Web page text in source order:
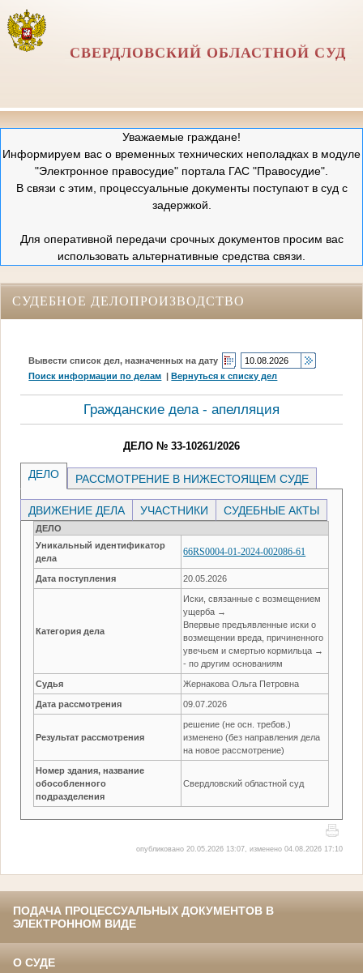
СВЕРДЛОВСКИЙ ОБЛАСТНОЙ СУД
Уважаемые граждане!
Информируем вас о временных технических неполадках в модуле
"Электронное правосудие" портала ГАС "Правосудие".
В связи с этим, процессуальные документы поступают в суд с
задержкой.
Для оперативной передачи срочных документов просим вас
использовать альтернативные средства связи.
СУДЕБНОЕ ДЕЛОПРОИЗВОДСТВО
Вывести список дел, назначенных на дату
Поиск информации по делам |Вернуться к списку дел
Гражданские дела - апелляция
ДЕЛО № 33-10261/2026
ДЕЛО РАССМОТРЕНИЕ В НИЖЕСТОЯЩЕМ СУДЕ
ДВИЖЕНИЕ ДЕЛА УЧАСТНИКИ СУДЕБНЫЕ АКТЫ
ДЕЛО
Уникальный идентификатор
дела
66RS0004-01-2024-002086-61
Дата поступления 20.05.2026
Категория дела
Иски, связанные с возмещением
ущерба →
Впервые предъявленные иски о
возмещении вреда, причиненного
увечьем и смертью кормильца →
- по другим основаниям
Судья Жернакова Ольга Петровна
Дата рассмотрения 09.07.2026
Результат рассмотрения
решение (не осн. требов.)
изменено (без направления дела
на новое рассмотрение)
Номер здания, название
обособленного
подразделения
Свердловский областной суд
опубликовано 20.05.2026 13:07, изменено 04.08.2026 17:10
ПОДАЧА ПРОЦЕССУАЛЬНЫХ ДОКУМЕНТОВ В
ЭЛЕКТРОННОМ ВИДЕ
О СУДЕ